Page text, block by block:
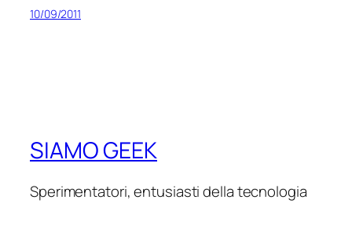
10/09/2011
SIAMO GEEK
Sperimentatori, entusiasti della tecnologia